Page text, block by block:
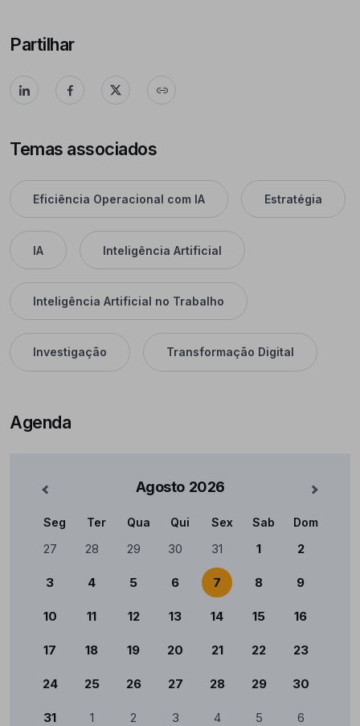
Partilhar
Temas associados
Eficiência Operacional com IA Estratégia
IA Inteligência Artificial
Inteligência Artificial no Trabalho
Investigação Transformação Digital
Agenda
Agosto 2026 Mês
Calendário
Seg Ter Qua Qui Sex Sab Dom
27 28 29 30 31 1 2
3 4 5 6 7 8 9
10 11 12 13 14 15 16
17 18 19 20 21 22 23
24 25 26 27 28 29 30
31 1 2 3 4 5 6